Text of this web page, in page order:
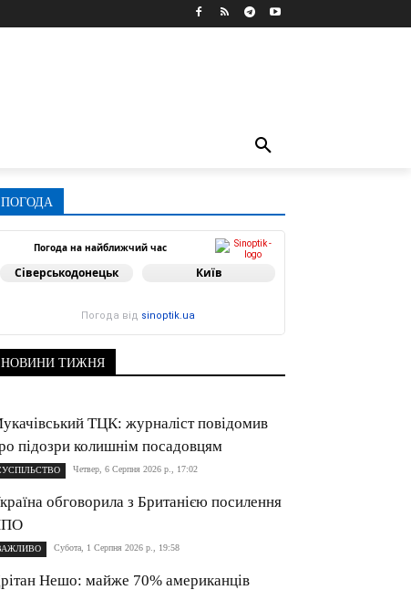
ПОГОДА
Погода на найближчий час
Сіверськодонецьк Київ
Погода від sinoptik.ua
НОВИНИ ТИЖНЯ
ТЦК: журналіст повідомив
підозри колишнім посадовцям
Четвер, 6 Серпня 2026 р., 17:02
обговорила з Британією посилення
Субота, 1 Серпня 2026 р., 19:58
Нешо: майже 70% американців